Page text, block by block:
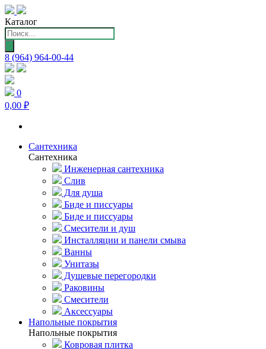
Каталог
Поиск
товаров
8 (964) 964-00-44
0
0,00 ₽
Сантехника
Сантехника
Инженерная сантехника
Слив
Для душа
Биде и писсуары
Биде и писсуары
Смесители и душ
Инсталляции и панели смыва
Ванны
Унитазы
Душевые перегородки
Раковины
Смесители
Аксессуары
Напольные покрытия
Напольные покрытия
Ковровая плитка